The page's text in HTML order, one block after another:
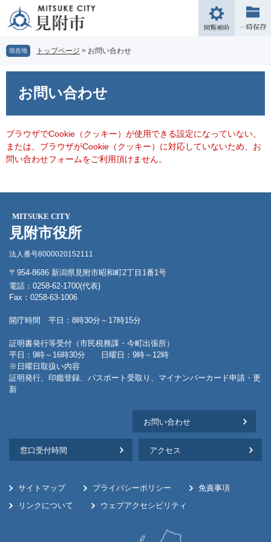
の
先
頭
ー
を
飛
文
へ
閲
覧
現在地 トップページ > お問い合わせ
お問い合わせ
ブラウザでCookie（クッキー）が使用できる設定になっていない、
または、ブラウザがCookie（クッキー）に対応していないため、お
問い合わせフォームをご利用頂けません。
MITSUKE CITY
見附市役所
法人番号8000020152111
〒954-8686 新潟県見附市昭和町2丁目1番1号
電話：0258-62-1700(代表)
Fax：0258-63-1006
開庁時間 平日：8時30分～17時15分
証明書発行等受付（市民税務課・今町出張所）
平日：9時～16時30分 日曜日：9時～12時
※日曜日取扱い内容
証明発行、印鑑登録、パスポート受取り、マイナンバーカード申請・更
新
お問い合わせ
窓口受付時間 アクセス
サイトマップ プライバシーポリシー
免責事項
リンクについて
ウェブアクセシビリティ